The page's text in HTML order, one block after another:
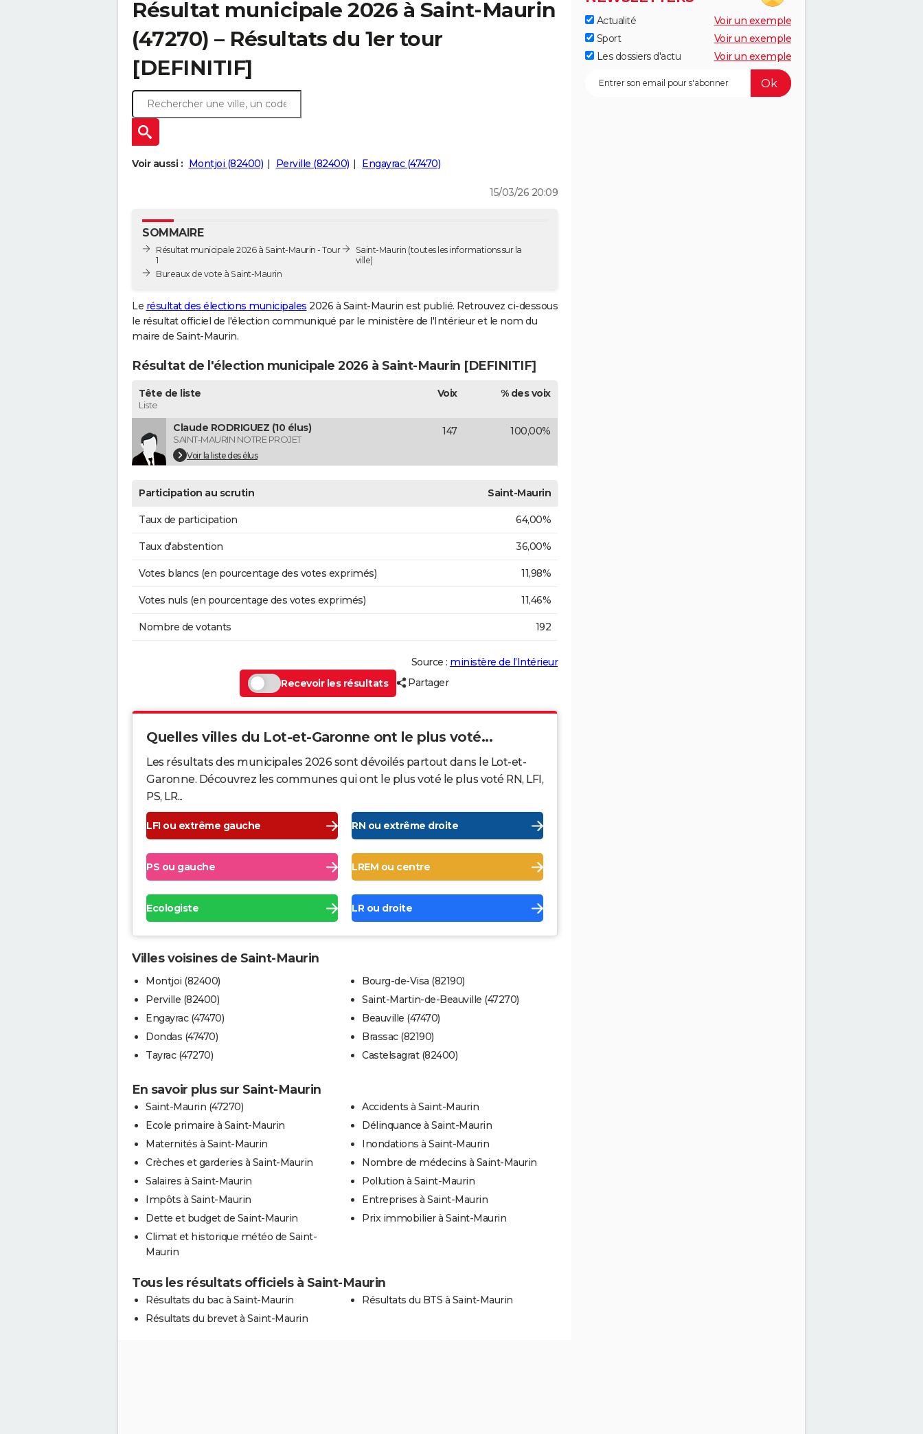
Résultat municipale 2026 à Saint-Maurin
(47270) – Résultats du 1er tour
[DEFINITIF]
Voir aussi : Montjoi (82400) Perville (82400) Engayrac (47470)
15/03/26 20:09
SOMMAIRE
Résultat municipale 2026 à Saint-Maurin - Tour
1
Bureaux de vote à Saint-Maurin
Saint-Maurin (toutes les informations sur la
ville)
Le résultat des élections municipales 2026 à Saint-Maurin est publié. Retrouvez ci-dessous
le résultat officiel de l'élection communiqué par le ministère de l'Intérieur et le nom du
maire de Saint-Maurin.
Résultat de l'élection municipale 2026 à Saint-Maurin [DEFINITIF]
Tête de liste
Liste
Voix % des voix
Claude RODRIGUEZ (10 élus)
SAINT-MAURIN NOTRE PROJET
Voir la liste des élus
147 100,00%
Participation au scrutin Saint-Maurin
Taux de participation 64,00%
Taux d'abstention 36,00%
Votes blancs (en pourcentage des votes exprimés) 11,98%
Votes nuls (en pourcentage des votes exprimés) 11,46%
Nombre de votants 192
Source : ministère de l’Intérieur
Recevoir les résultats
Partager
Quelles villes du Lot-et-Garonne ont le plus voté...
Les résultats des municipales 2026 sont dévoilés partout dans le Lot-et-
Garonne. Découvrez les communes qui ont le plus voté le plus voté RN, LFI,
PS, LR...
LFI ou extrême gauche RN ou extrême droite
PS ou gauche LREM ou centre
Ecologiste LR ou droite
Villes voisines de Saint-Maurin
Montjoi (82400)
Perville (82400)
Engayrac (47470)
Dondas (47470)
Tayrac (47270)
Bourg-de-Visa (82190)
Saint-Martin-de-Beauville (47270)
Beauville (47470)
Brassac (82190)
Castelsagrat (82400)
En savoir plus sur Saint-Maurin
Saint-Maurin (47270)
Ecole primaire à Saint-Maurin
Maternités à Saint-Maurin
Crèches et garderies à Saint-Maurin
Salaires à Saint-Maurin
Impôts à Saint-Maurin
Dette et budget de Saint-Maurin
Climat et historique météo de Saint-
Maurin
Accidents à Saint-Maurin
Délinquance à Saint-Maurin
Inondations à Saint-Maurin
Nombre de médecins à Saint-Maurin
Pollution à Saint-Maurin
Entreprises à Saint-Maurin
Prix immobilier à Saint-Maurin
Tous les résultats officiels à Saint-Maurin
Résultats du bac à Saint-Maurin
Résultats du brevet à Saint-Maurin
Résultats du BTS à Saint-Maurin
Actualité
Voir un exemple
Sport
Voir un exemple
Les dossiers d'actu
Voir un exemple